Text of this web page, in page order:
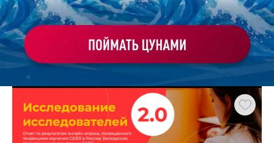
Моё избранное
Работа
студента
ХОЧУ ЗАКАЗАТЬ ТАКУЮ ПРЕЗЕНТАЦИЮ